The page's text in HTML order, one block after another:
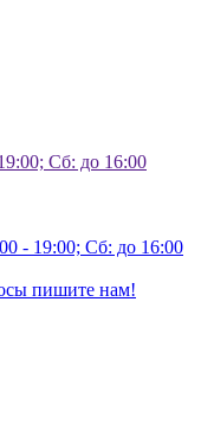
Сб: до 16:00
- 19:00; Сб: до 16:00
пишите нам!